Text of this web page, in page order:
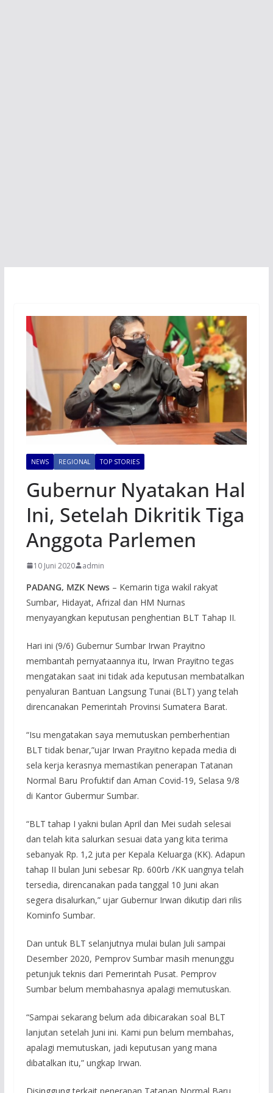
NEWS REGIONAL TOP STORIES
Gubernur Nyatakan Hal
Ini, Setelah Dikritik Tiga
Anggota Parlemen
10 Juni 2020 admin
PADANG, MZK News– Kemarin tiga wakil rakyat
Sumbar, Hidayat, Afrizal dan HM Nurnas
menyayangkan keputusan penghentian BLT Tahap II.
Hari ini (9/6) Gubernur Sumbar Irwan Prayitno
membantah pernyataannya itu, Irwan Prayitno tegas
mengatakan saat ini tidak ada keputusan membatalkan
penyaluran Bantuan Langsung Tunai (BLT) yang telah
direncanakan Pemerintah Provinsi Sumatera Barat.
“Isu mengatakan saya memutuskan pemberhentian
BLT tidak benar,”ujar Irwan Prayitno kepada media di
sela kerja kerasnya memastikan penerapan Tatanan
Normal Baru Profuktif dan Aman Covid-19, Selasa 9/8
di Kantor Gubermur Sumbar.
“BLT tahap I yakni bulan April dan Mei sudah selesai
dan telah kita salurkan sesuai data yang kita terima
sebanyak Rp. 1,2 juta per Kepala Keluarga (KK). Adapun
tahap II bulan Juni sebesar Rp. 600rb /KK uangnya telah
tersedia, direncanakan pada tanggal 10 Juni akan
segera disalurkan,” ujar Gubernur Irwan dikutip dari rilis
Kominfo Sumbar.
Dan untuk BLT selanjutnya mulai bulan Juli sampai
Desember 2020, Pemprov Sumbar masih menunggu
petunjuk teknis dari Pemerintah Pusat. Pemprov
Sumbar belum membahasnya apalagi memutuskan.
“Sampai sekarang belum ada dibicarakan soal BLT
lanjutan setelah Juni ini. Kami pun belum membahas,
apalagi memutuskan, jadi keputusan yang mana
dibatalkan itu,” ungkap Irwan.
Disinggung terkait penerapan Tatanan Normal Baru